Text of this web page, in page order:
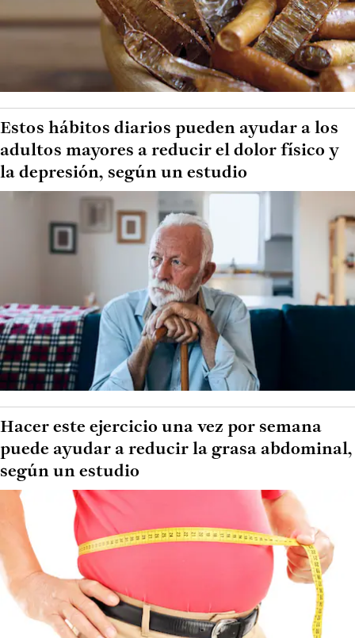
Estos hábitos diarios pueden ayudar a los
adultos mayores a reducir el dolor físico y
la depresión, según un estudio
Hacer este ejercicio una vez por semana
puede ayudar a reducir la grasa abdominal,
según un estudio